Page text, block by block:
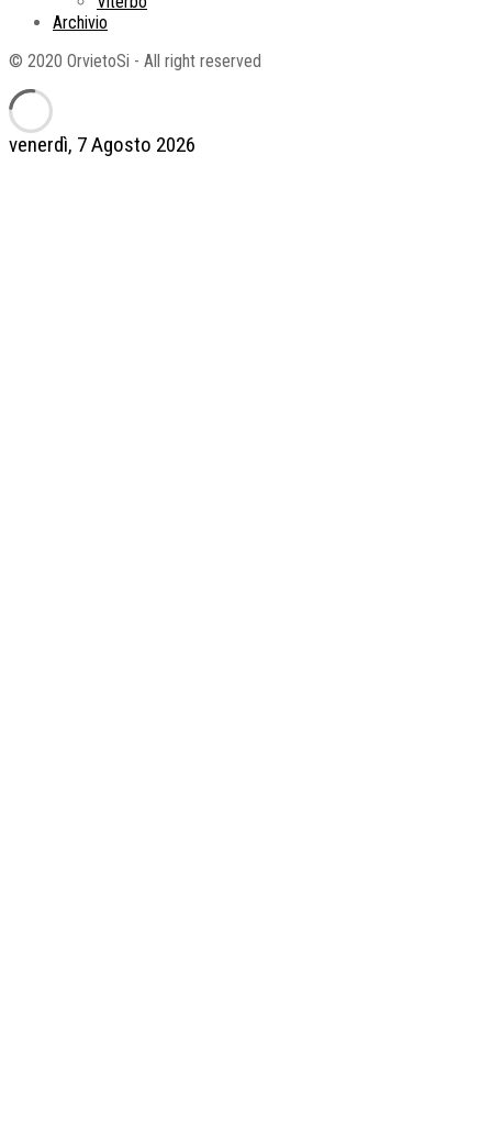
venerdì, 7 Agosto 2026
Archivio
© 2020 OrvietoSi - All right reserved